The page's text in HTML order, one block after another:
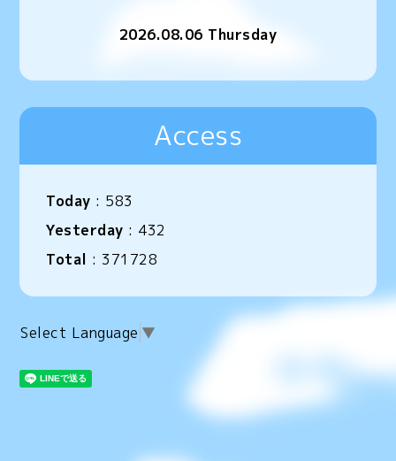
2026.08.06 Thursday
Access
Today : 583
Yesterday : 432
Total : 371728
Select Language ▼